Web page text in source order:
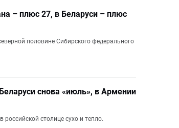
– плюс 27, в Беларуси – плюс
половине Сибирского федерального
снова «июль», в Армении
столице сухо и тепло.